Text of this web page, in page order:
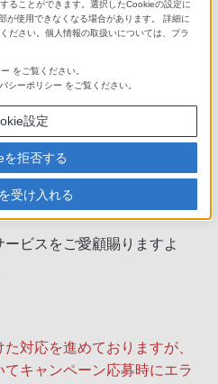
サービスをご愛顧いただき誠
キャンペーン応募時にエラ
生しています。
おりますので、エラーが表示
ください。
おかけして申し訳ございま
ビスをご愛顧賜りますよ
対応を進めておりますが、
キャンペーン応募時にエラ
ることができます。選択したCookieの設定に
が使用できなくなる場合があります。 詳細に
ださい。個人情報の取扱いについては、プラ
をご覧ください。
シーポリシー をご覧ください。
設定
を拒否する
受け入れる